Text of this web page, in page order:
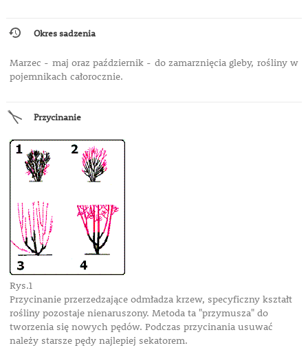
Okres sadzenia
Marzec - maj oraz październik - do zamarznięcia gleby, rośliny w
pojemnikach całorocznie.
Przycinanie
Rys.1
Przycinanie przerzedzające odmładza krzew, specyficzny kształt
rośliny pozostaje nienaruszony. Metoda ta "przymusza" do
tworzenia się nowych pędów. Podczas przycinania usuwać
należy starsze pędy najlepiej sekatorem.